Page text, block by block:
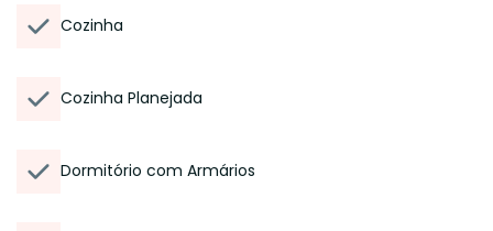
Cozinha
Cozinha Planejada
Dormitório com Armários